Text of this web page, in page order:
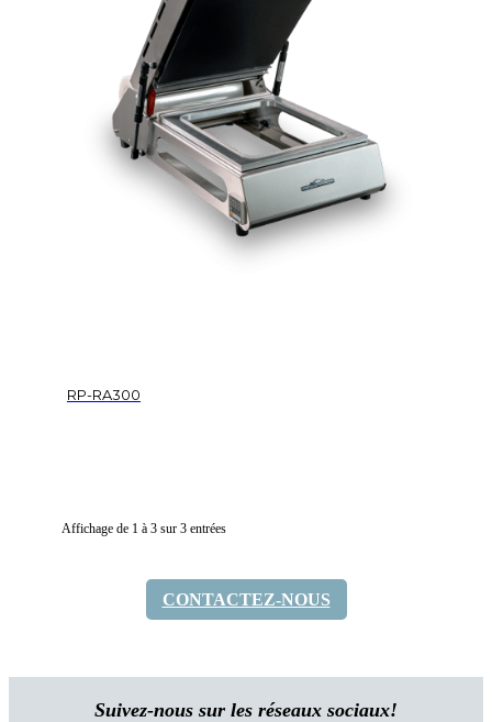
RP-RA300
Affichage de 1 à 3 sur 3 entrées
CONTACTEZ-NOUS
Suivez-nous sur les réseaux sociaux!